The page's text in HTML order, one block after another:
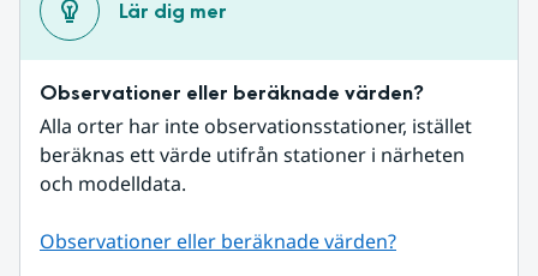
Lär dig mer
Observationer eller beräknade värden?
Alla orter har inte observationsstationer, istället
beräknas ett värde utifrån stationer i närheten
och modelldata.
Observationer eller beräknade värden?